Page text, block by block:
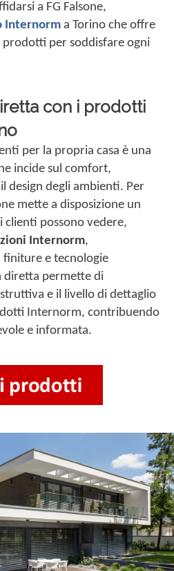
a FG Falsone,
Internorm a Torino che offre
prodotti per soddisfare ogni
con i prodotti
per la propria casa è una
incide sul comfort,
design degli ambienti. Per
mette a disposizione un
clienti possono vedere,
Internorm,
e tecnologie
diretta permette di
e il livello di dettaglio
Internorm, contribuendo
e informata.